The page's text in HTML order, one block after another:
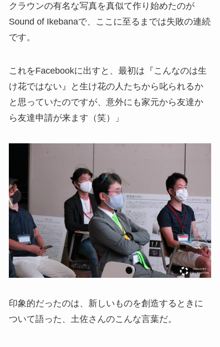
クラウンの有名な写真を真似て作り始めたのが
Sound of Ikebanaで、ここに至るまでは失敗の連続
です。
これをFacebookに出すと、最初は『こんなのは生
け花ではない』と生け花の人たちから叱られるか
と思っていたのですが、意外にも家元から友達か
ら友達申請が来ます（笑）」
印象的だったのは、新しいものを創造するときに
ついて語った、土佐さんのこんな言葉だ。